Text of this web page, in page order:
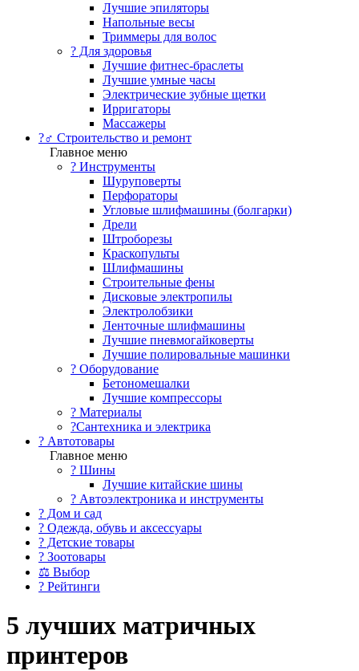
Лучшие эпиляторы
Напольные весы
Триммеры для волос
? Для здоровья
Лучшие фитнес-браслеты
Лучшие умные часы
Электрические зубные щетки
Ирригаторы
Массажеры
?‍♂️ Строительство и ремонт
Главное меню
?️ Инструменты
Шуруповерты
Перфораторы
Угловые шлифмашины (болгарки)
Дрели
Штроборезы
Краскопульты
Шлифмашины
Строительные фены
Дисковые электропилы
Электролобзики
Ленточные шлифмашины
Лучшие пневмогайковерты
Лучшие полировальные машинки
?️ Оборудование
Бетономешалки
Лучшие компрессоры
? Материалы
?Сантехника и электрика
? Автотовары
Главное меню
? Шины
Лучшие китайские шины
? Автоэлектроника и инструменты
? Дом и сад
? Одежда, обувь и аксессуары
? Детские товары
? Зоотовары
⚖ Выбор
? Рейтинги
5 лучших матричных
принтеров